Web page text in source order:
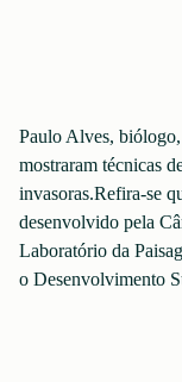
Paulo Alves,
mostraram técnicas
invasoras.Refira-se
desenvolvido pela
Laboratório da
o Desenvolvimento